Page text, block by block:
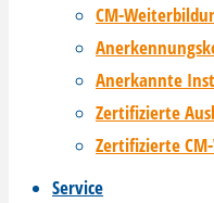
CM-
Anerkannte
Zertifizierte
Zertifizierte
Service